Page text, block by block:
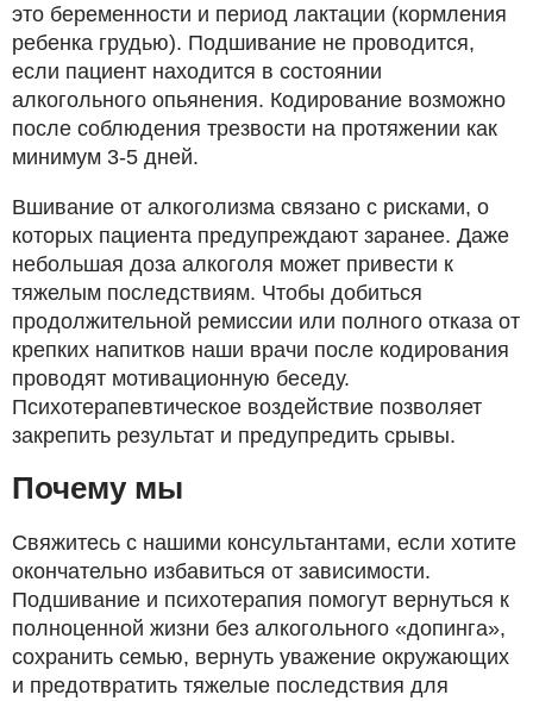
это беременности и период лактации (кормления
ребенка грудью). Подшивание не проводится,
если пациент находится в состоянии
алкогольного опьянения. Кодирование возможно
после соблюдения трезвости на протяжении как
минимум 3-5 дней.
Вшивание от алкоголизма связано с рисками, о
которых пациента предупреждают заранее. Даже
небольшая доза алкоголя может привести к
тяжелым последствиям. Чтобы добиться
продолжительной ремиссии или полного отказа от
крепких напитков наши врачи после кодирования
проводят мотивационную беседу.
Психотерапевтическое воздействие позволяет
закрепить результат и предупредить срывы.
Почему мы
Свяжитесь с нашими консультантами, если хотите
окончательно избавиться от зависимости.
Подшивание и психотерапия помогут вернуться к
полноценной жизни без алкогольного «допинга»,
сохранить семью, вернуть уважение окружающих
и предотвратить тяжелые последствия для